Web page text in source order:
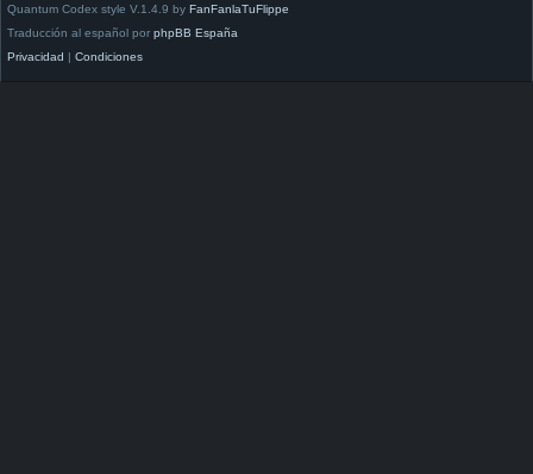
Quantum Codex style V.1.4.9 by FanFanlaTuFlippe
Traducción al español por phpBB España
Privacidad
Condiciones